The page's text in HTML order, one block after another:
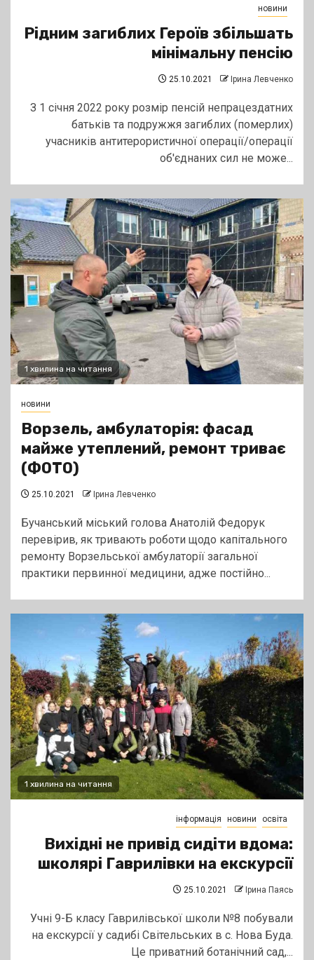
новини
Рідним загиблих Героїв збільшать
мінімальну пенсію
25.10.2021 Ірина Левченко
З 1 січня 2022 року розмір пенсій непрацездатних
батьків та подружжя загиблих (померлих)
учасників антитерористичної операції/операції
об'єднаних сил не може...
1 хвилина на читання
новини
Ворзель, амбулаторія: фасад
майже утеплений, ремонт триває
(ФОТО)
25.10.2021 Ірина Левченко
Бучанський міський голова Анатолій Федорук
перевірив, як тривають роботи щодо капітального
ремонту Ворзельської амбулаторії загальної
практики первинної медицини, адже постійно...
1 хвилина на читання
інформація новини освіта
Вихідні не привід сидіти вдома:
школярі Гаврилівки на екскурсії
25.10.2021 Ірина Паясь
Учні 9-Б класу Гаврилівської школи №8 побували
на екскурсії у садибі Світельських в с. Нова Буда.
Це приватний ботанічний сад,...